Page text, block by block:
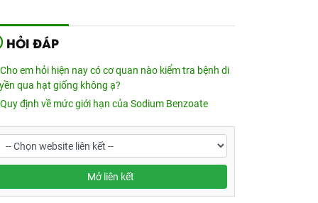
HỎI ĐÁP
Cho em hỏi hiện nay có cơ quan nào kiểm tra bệnh di
qua hạt giống không ạ?
Quy định về mức giới hạn của Sodium Benzoate